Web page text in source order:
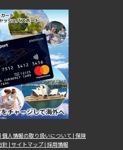
個人情報の取り扱いについて |保険
針 |サイトマップ |採用情報